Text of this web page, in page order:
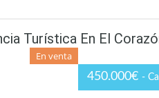
Turística En El
En venta
450.000€ -